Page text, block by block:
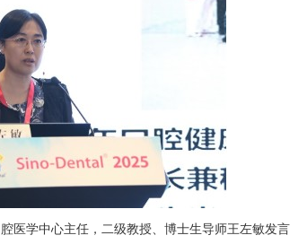
医学中心主任，二级教授、博士生导师王左敏发言